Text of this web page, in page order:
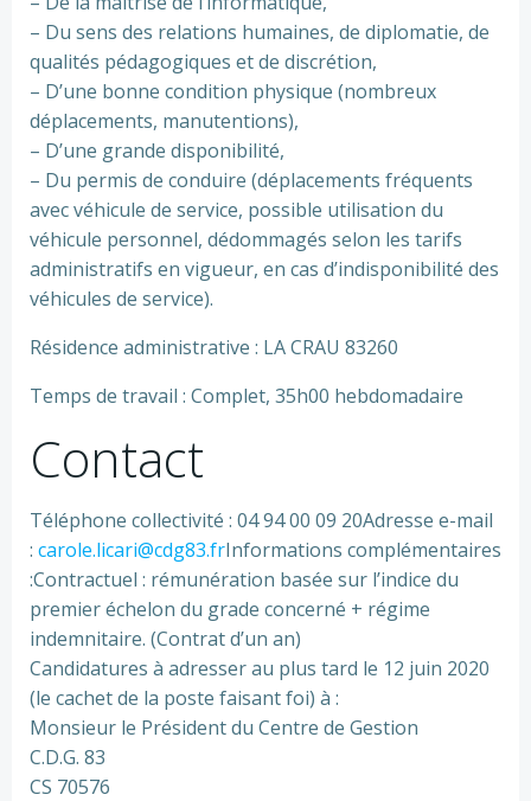
– Du sens des relations humaines, de diplomatie, de
qualités pédagogiques et de discrétion,
– D’une bonne condition physique (nombreux
déplacements, manutentions),
– D’une grande disponibilité,
– Du permis de conduire (déplacements fréquents
avec véhicule de service, possible utilisation du
véhicule personnel, dédommagés selon les tarifs
administratifs en vigueur, en cas d’indisponibilité des
véhicules de service).
Résidence administrative : LA CRAU 83260
Temps de travail : Complet, 35h00 hebdomadaire
Contact
Téléphone collectivité : 04 94 00 09 20Adresse e-mail
: carole.licari@cdg83.frInformations complémentaires
:Contractuel : rémunération basée sur l’indice du
premier échelon du grade concerné + régime
indemnitaire. (Contrat d’un an)
Candidatures à adresser au plus tard le 12 juin 2020
(le cachet de la poste faisant foi) à :
Monsieur le Président du Centre de Gestion
C.D.G. 83
CS 70576